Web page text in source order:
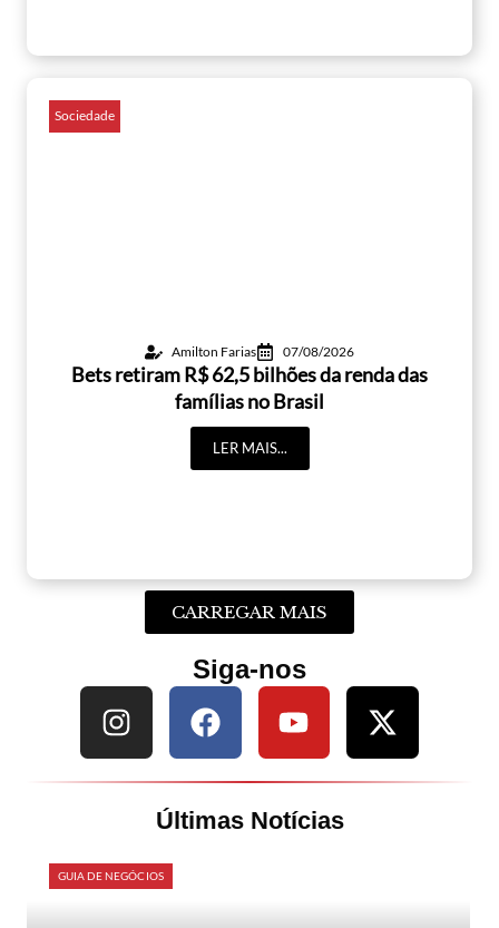
Sociedade
Amilton Farias 07/08/2026
Bets retiram R$ 62,5 bilhões da renda das
famílias no Brasil
LER MAIS...
CARREGAR MAIS
Siga-nos
Últimas Notícias
GUIA DE NEGÓCIOS